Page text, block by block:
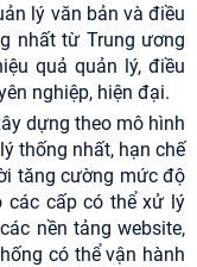
lý văn bản và điều
nhất từ Trung ương
quả quản lý, điều
nghiệp, hiện đại.
dựng theo mô hình
thống nhất, hạn chế
tăng cường mức độ
các cấp có thể xử lý
nền tảng website,
có thể vận hành